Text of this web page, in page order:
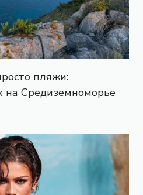
пляжи:
Средиземноморье